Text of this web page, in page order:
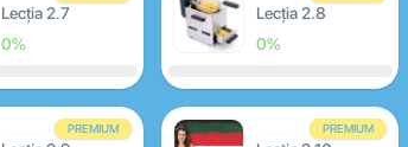
Lecția 2.7
0%
Lecția 2.8
0%
PREMIUM PREMIUM